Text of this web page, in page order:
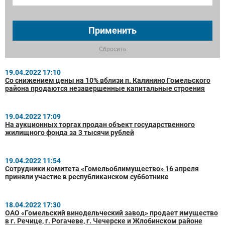
Сбросить
Применить
19.04.2022 17:10
Со снижением цены на 10% вблизи п. Калинино Гомельского
района продаются незавершенные капитальные строения
19.04.2022 17:09
На аукционных торгах продан объект государственного
жилищного фонда за 3 тысячи рублей
19.04.2022 11:54
Сотрудники комитета «Гомельоблимущество» 16 апреля
приняли участие в республиканском субботнике
18.04.2022 17:30
ОАО «Гомельский винодельческий завод» продает имущество
в г. Речице, г. Рогачеве, г. Чечерске и Жлобинском районе